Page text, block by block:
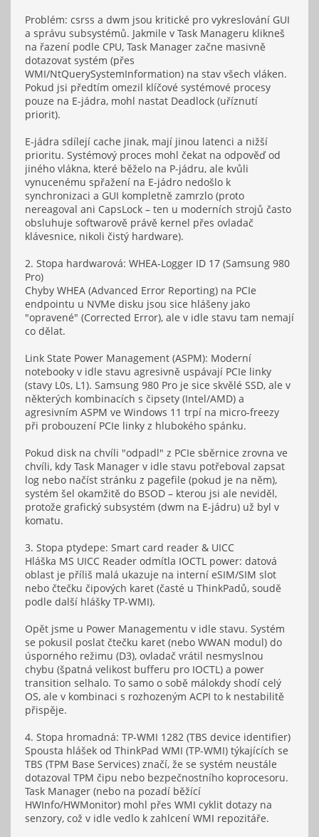
Problém: csrss a dwm jsou kritické pro vykreslování GUI
a správu subsystémů. Jakmile v Task Manageru klikneš
na řazení podle CPU, Task Manager začne masivně
dotazovat systém (přes
WMI/NtQuerySystemInformation) na stav všech vláken.
Pokud jsi předtím omezil klíčové systémové procesy
pouze na E-jádra, mohl nastat Deadlock (uříznutí
priorit).
E-jádra sdílejí cache jinak, mají jinou latenci a nižší
prioritu. Systémový proces mohl čekat na odpověď od
jiného vlákna, které běželo na P-jádru, ale kvůli
vynucenému spřažení na E-jádro nedošlo k
synchronizaci a GUI kompletně zamrzlo (proto
nereagoval ani CapsLock – ten u moderních strojů často
obsluhuje softwarově právě kernel přes ovladač
klávesnice, nikoli čistý hardware).
2. Stopa hardwarová: WHEA-Logger ID 17 (Samsung 980
Pro)
Chyby WHEA (Advanced Error Reporting) na PCIe
endpointu u NVMe disku jsou sice hlášeny jako
"opravené" (Corrected Error), ale v idle stavu tam nemají
co dělat.
Link State Power Management (ASPM): Moderní
notebooky v idle stavu agresivně uspávají PCIe linky
(stavy L0s, L1). Samsung 980 Pro je sice skvělé SSD, ale v
některých kombinacích s čipsety (Intel/AMD) a
agresivním ASPM ve Windows 11 trpí na micro-freezy
při probouzení PCIe linky z hlubokého spánku.
Pokud disk na chvíli "odpadl" z PCIe sběrnice zrovna ve
chvíli, kdy Task Manager v idle stavu potřeboval zapsat
log nebo načíst stránku z pagefile (pokud je na něm),
systém šel okamžitě do BSOD – kterou jsi ale neviděl,
protože grafický subsystém (dwm na E-jádru) už byl v
komatu.
3. Stopa ptydepe: Smart card reader & UICC
Hláška MS UICC Reader odmítla IOCTL power: datová
oblast je příliš malá ukazuje na interní eSIM/SIM slot
nebo čtečku čipových karet (časté u ThinkPadů, soudě
podle další hlášky TP-WMI).
Opět jsme u Power Managementu v idle stavu. Systém
se pokusil poslat čtečku karet (nebo WWAN modul) do
úsporného režimu (D3), ovladač vrátil nesmyslnou
chybu (špatná velikost bufferu pro IOCTL) a power
transition selhalo. To samo o sobě málokdy shodí celý
OS, ale v kombinaci s rozhozeným ACPI to k nestabilitě
přispěje.
4. Stopa hromadná: TP-WMI 1282 (TBS device identifier)
Spousta hlášek od ThinkPad WMI (TP-WMI) týkajících se
TBS (TPM Base Services) značí, že se systém neustále
dotazoval TPM čipu nebo bezpečnostního koprocesoru.
Task Manager (nebo na pozadí běžící
HWInfo/HWMonitor) mohl přes WMI cyklit dotazy na
senzory, což v idle vedlo k zahlcení WMI repozitáře.